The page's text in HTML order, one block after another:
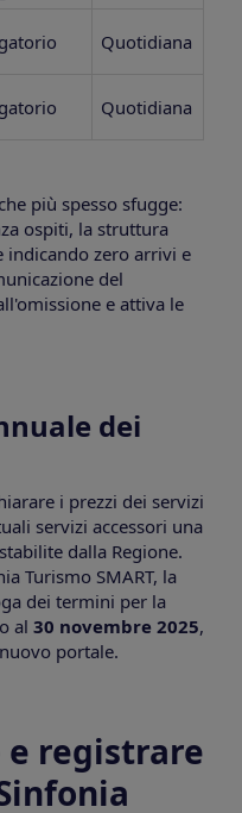
Quotidiana
Quotidiana
più spesso sfugge:
ospiti, la struttura
indicando zero arrivi e
del
e attiva le
dei
i prezzi dei servizi
servizi accessori una
dalla Regione.
Turismo SMART, la
dei termini per la
al 30 novembre 2025,
portale.
e registrare